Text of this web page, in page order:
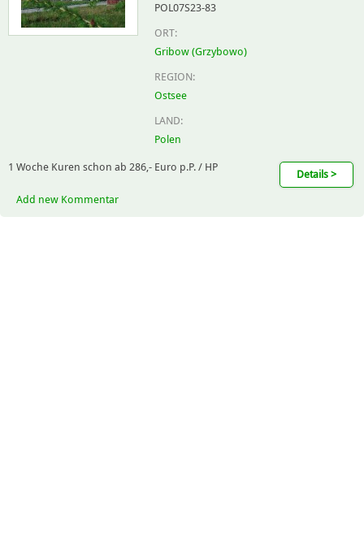
POL07S23-83
ORT:
Gribow (Grzybowo)
REGION:
Ostsee
LAND:
Polen
1 Woche Kuren schon ab 286,- Euro p.P. / HP
Details >
Add new Kommentar